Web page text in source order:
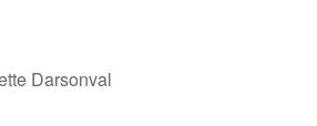
Darsonval